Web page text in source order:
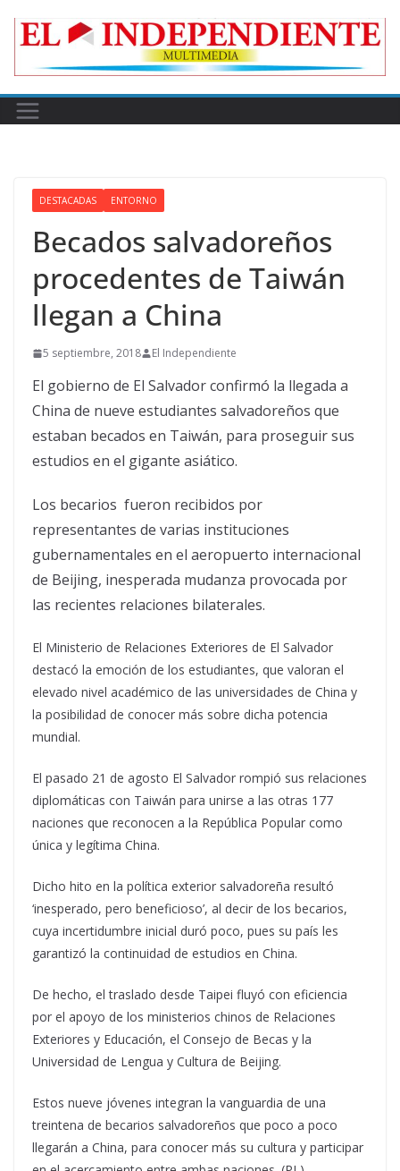
DESTACADAS ENTORNO
Becados salvadoreños
procedentes de Taiwán
llegan a China
5 septiembre, 2018 El Independiente
El gobierno de El Salvador confirmó la llegada a
China de nueve estudiantes salvadoreños que
estaban becados en Taiwán, para proseguir sus
estudios en el gigante asiático.
Los becarios fueron recibidos por
representantes de varias instituciones
gubernamentales en el aeropuerto internacional
de Beijing, inesperada mudanza provocada por
las recientes relaciones bilaterales.
El Ministerio de Relaciones Exteriores de El Salvador
destacó la emoción de los estudiantes, que valoran el
elevado nivel académico de las universidades de China y
la posibilidad de conocer más sobre dicha potencia
mundial.
El pasado 21 de agosto El Salvador rompió sus relaciones
diplomáticas con Taiwán para unirse a las otras 177
naciones que reconocen a la República Popular como
única y legítima China.
Dicho hito en la política exterior salvadoreña resultó
‘inesperado, pero beneficioso’, al decir de los becarios,
cuya incertidumbre inicial duró poco, pues su país les
garantizó la continuidad de estudios en China.
De hecho, el traslado desde Taipei fluyó con eficiencia
por el apoyo de los ministerios chinos de Relaciones
Exteriores y Educación, el Consejo de Becas y la
Universidad de Lengua y Cultura de Beijing.
Estos nueve jóvenes integran la vanguardia de una
treintena de becarios salvadoreños que poco a poco
llegarán a China, para conocer más su cultura y participar